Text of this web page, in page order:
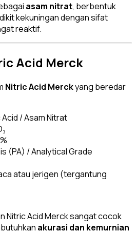
asam nitrat, berbentuk
kekuningan dengan sifat
reaktif.
Acid Merck
Nitric Acid Merckyang beredar
Acid / Asam Nitrat
(PA) / Analytical Grade
atau jerigen (tergantung
Nitric Acid Merck sangat cocok
akurasi dan kemurnian